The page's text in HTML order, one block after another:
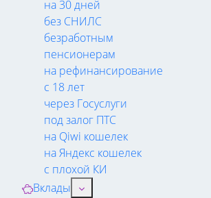
на 30 дней
без СНИЛС
безработным
пенсионерам
на рефинансирование
с 18 лет
через Госуслуги
под залог ПТС
на Qiwi кошелек
на Яндекс кошелек
с плохой КИ
Вклады